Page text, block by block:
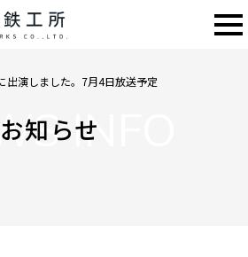
演しました。7月4日放送予定
INFO
お知らせ